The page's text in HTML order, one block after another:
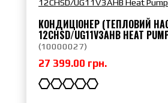
КОНДИЦІОНЕР (ТЕПЛОВИЙ
12CHSD/UG11V3AHB HEAT
(10000027)
27 399.00 грн.